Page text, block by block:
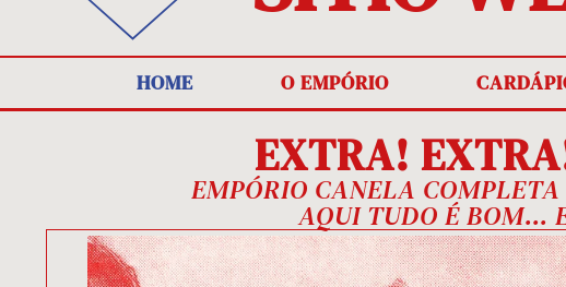
HOME O EMPÓRIO
EXTRA!
EMPÓRIO CANELA
AQUI TUDO É BOM...